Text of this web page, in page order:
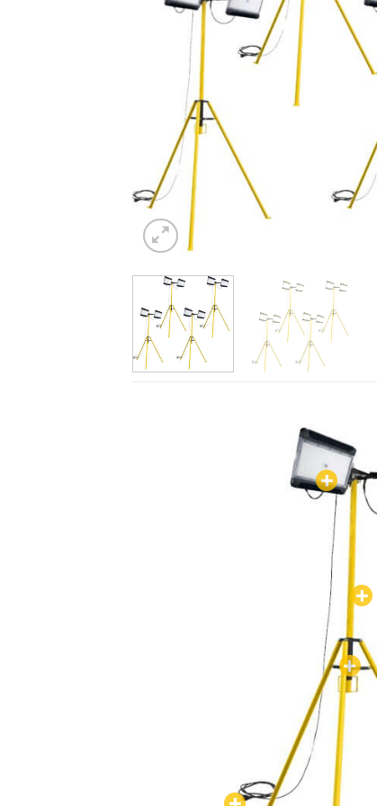
MASZT
przystosowany do pracy w bardzo
specjalnie polecany firmom
długotrwałego
wytrzymała
prosty system rozkładania i składania
do podnoszenia
nogi masztu posiadają otwory do
cynkowany lub malowany
nawet na miękkim podłożu